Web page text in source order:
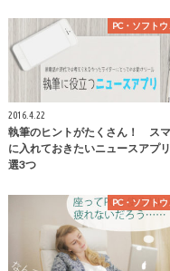
PC・ソフト
2016.4.22
執筆のヒントがたくさん！ ス
に入れておきたいニュースアプ
選3つ
PC・ソフト